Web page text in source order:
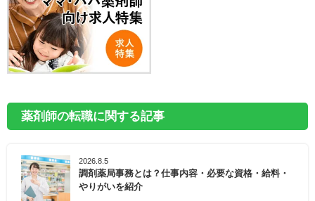
薬剤師の転職に関する記事
2026.8.5
調剤薬局事務とは？仕事内容・必要な資格・給料・
やりがいを紹介